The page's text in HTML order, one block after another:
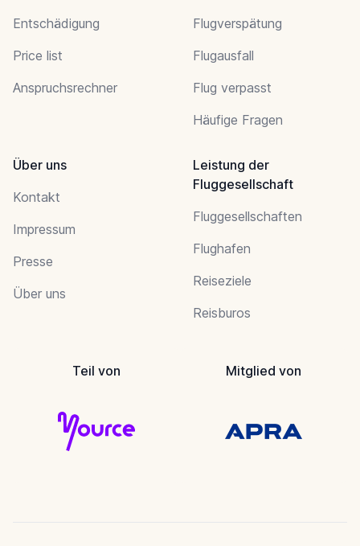
Entschädigung
Price list
Anspruchsrechner
Flugverspätung
Flugausfall
Flug verpasst
Häufige Fragen
Über uns
Kontakt
Impressum
Presse
Über uns
Leistung der
Fluggesellschaft
Fluggesellschaften
Flughafen
Reiseziele
Reisburos
Teil von Mitglied von